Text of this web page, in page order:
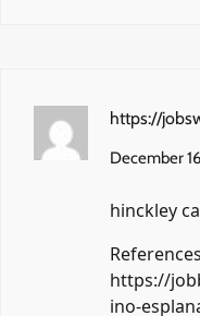
https://
December
hinckley
https://
ino-